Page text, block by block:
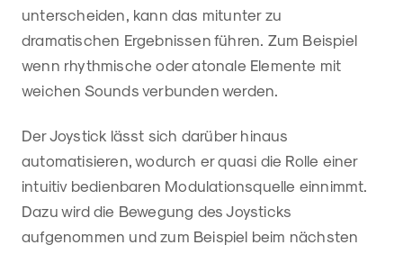
unterscheiden, kann das mitunter zu
dramatischen Ergebnissen führen. Zum Beispiel
wenn rhythmische oder atonale Elemente mit
weichen Sounds verbunden werden.
Der Joystick lässt sich darüber hinaus
automatisieren, wodurch er quasi die Rolle einer
intuitiv bedienbaren Modulationsquelle einnimmt.
Dazu wird die Bewegung des Joysticks
aufgenommen und zum Beispiel beim nächsten